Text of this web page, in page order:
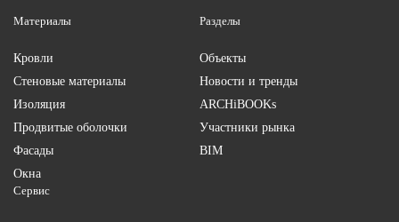
Материалы
Кровли
Стеновые материалы
Изоляция
Продвитые оболочки
Фасады
Окна
Разделы
Объекты
Новости и тренды
ARCHiBOOKs
Участники рынка
BIM
Сервис